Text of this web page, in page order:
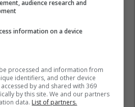
audience research and
information on a device
processed and information from
identifiers, and other device
by and shared with 369
by this site. We and our partners
data. List of partners.